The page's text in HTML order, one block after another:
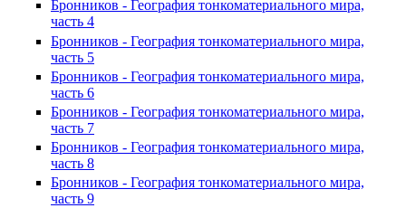
Бронников - География тонкоматериального мира,
часть 4
Бронников - География тонкоматериального мира,
часть 5
Бронников - География тонкоматериального мира,
часть 6
Бронников - География тонкоматериального мира,
часть 7
Бронников - География тонкоматериального мира,
часть 8
Бронников - География тонкоматериального мира,
часть 9